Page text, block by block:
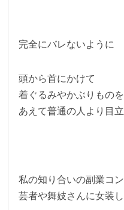
完全にバレないように
頭から首にかけて
着ぐるみやかぶりもの
あえて普通の人より目
私の知り合いの副業コ
芸者や舞妓さんに女装